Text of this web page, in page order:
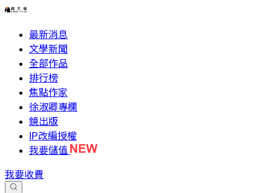
最新消息
文學新聞
全部作品
排行榜
焦點作家
徐淑卿專欄
鏡出版
IP改編授權
我要儲值
我要收費